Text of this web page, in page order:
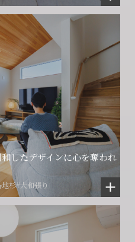
したデザインに心を奪われ
杉#大和張り